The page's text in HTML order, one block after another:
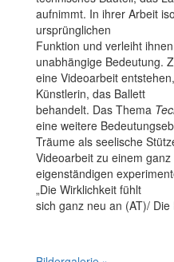
aufnimmt. In ihrer Arbeit
ursprünglichen
Funktion und verleiht
unabhängige Bedeutung.
eine Videoarbeit
Künstlerin, das Ballett
behandelt. Das Thema
eine weitere
Träume als seelische
Videoarbeit zu einem ganz
eigenständigen
„Die Wirklichkeit fühlt
sich ganz neu an (AT)/